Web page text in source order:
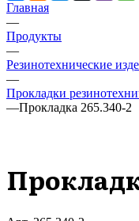
Главная
—
Продукты
—
Резинотехнические
—
Прокладки
—Прокладка 265.340-2